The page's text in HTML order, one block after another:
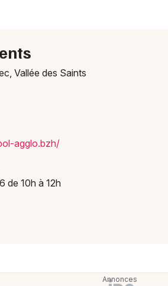
Vallée des Saints
-agglo.bzh/
de 10h à 12h